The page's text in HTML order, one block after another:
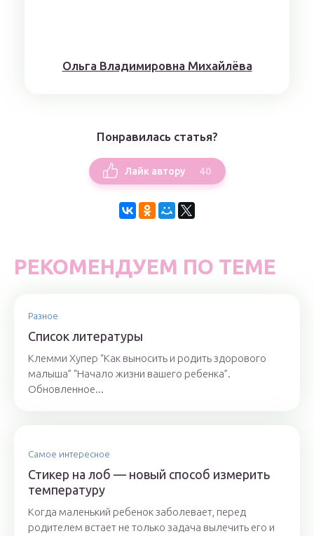
Ольга Владимировна Михайлёва
Понравилась статья?
Лайк автору 40
РЕКОМЕНДУЕМ ПО ТЕМЕ
Разное
Список литературы
Клемми Хупер “Как выносить и родить здорового
малыша” “Начало жизни вашего ребенка”.
Обновленное...
Самое интересное
Стикер на лоб — новый способ измерить
температуру
Когда маленький ребенок заболевает, перед
родителем встает не только задача вылечить его и